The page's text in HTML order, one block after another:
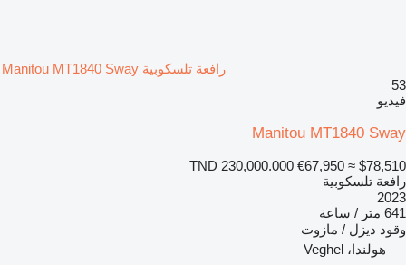
رافعة تلسكوبية Manitou MT1840 Sway
53
فيديو
Manitou MT1840 Sway
TND 230,000.000 €67,950 ≈ $78,510
رافعة تلسكوبية
2023
641 متر / ساعة
وقود ديزل / مازوت
هولندا، Veghel